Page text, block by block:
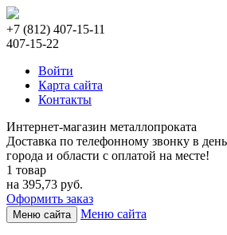
+7 (812) 407-15-11
407-15-22
Войти
Карта сайта
Контакты
Интернет-магазин металлопроката
Доставка по телефонному звонку в
города и области с оплатой на месте!
1 товар
на 395,73 руб.
Оформить заказ
Меню сайта Меню сайта